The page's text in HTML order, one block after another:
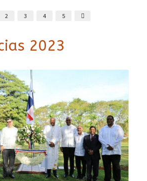
2 3 4 5
2023